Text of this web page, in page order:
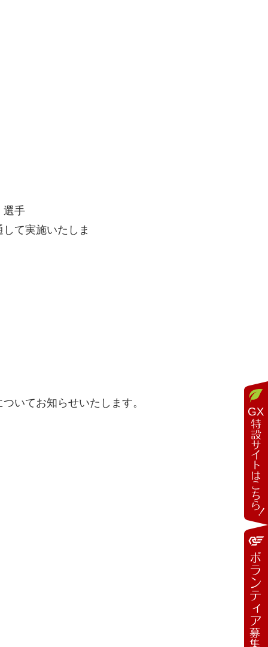
手
て実施いたしま
お知らせいたします。